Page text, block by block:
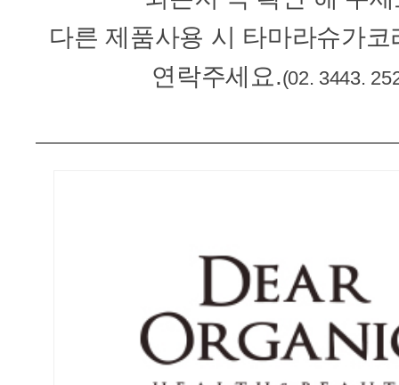
다른 제품사용 시 타마라슈가코
연락주세요.(02. 3443.